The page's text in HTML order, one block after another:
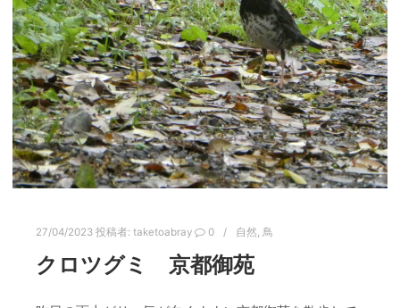
27/04/2023 投稿者: taketoabray 0 自然, 鳥
クロツグミ 京都御苑